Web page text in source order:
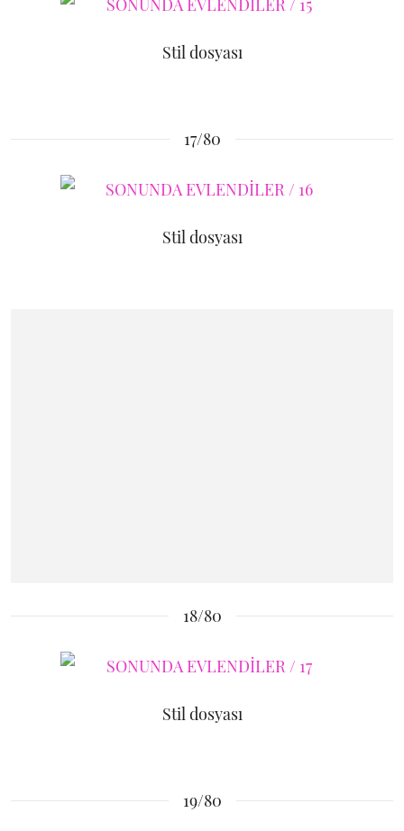
Stil dosyası
17/80
Stil dosyası
18/80
Stil dosyası
19/80